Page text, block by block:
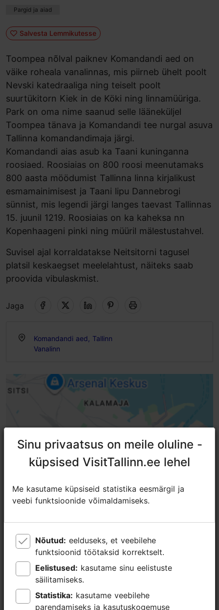
Pargid ja aiad
Salvesta Lemmikutesse
Toompea nõlval paiknev Komandandi aed on
väike roheala vanalinnas, mis piirneb ühelt poolt
Nevski katedraaliga ning teiselt poolt
suurtükitorn Kiek in de Köki ning linnamüüriga.
Park on oma nime saanud selle lääneküljel
Toompea tänava ja Komandandi tee nurgal asuva
Tallinna komandandimaja järgi.
Komandandi aias asub ka Taani kuninganna
roosiaed. Roosiaias on 800 roosi meenutamaks
800 aasta möödumist Tallinna linna kirjalikust
esmamainimisest ja Taani lipu Dannebrogi
sünnist, mis legendi järgi langes taevast Tallinnas
15. juunil 1219. Roosiaias on ka kaheksa nn
Kopenhaageni pinki ning müüril mälestustahvel.
Suvisel ajal korraldatakse Neitsitorni tagusel
platsil keskaegset meelelahtust, näiteks saab
proovida vibulaskmist.
Jaga
Komandandi aed, Tallinn
Vanalinn
Lähedalasuvad kohad
Sinu privaatsus on meile oluline -
küpsised VisitTallinn.ee lehel
Me kasutame küpsiseid statistika eesmärgil ja
veebi funktsioonide võimaldamiseks.
Nõutud:
funktsioonid töötaksid korrektselt.
Eelistused:
säilitamiseks.
Statistika:
parendamiseks ja kasutuskogemuse
Sinu privaatsus on meile oluline -
küpsised VisitTallinn.ee lehel
Me kasutame küpsiseid statistika eesmärgil ja
veebi funktsioonide võimaldamiseks.
Nõutud:
funktsioonid töötaksid korrektselt.
Eelistused:
säilitamiseks.
Statistika:
parendamiseks ja kasutuskogemuse